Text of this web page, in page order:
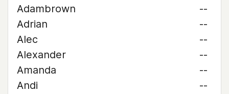
Adambrown
--
Adrian
--
Alec
--
Alexander
--
Amanda
--
Andi
--